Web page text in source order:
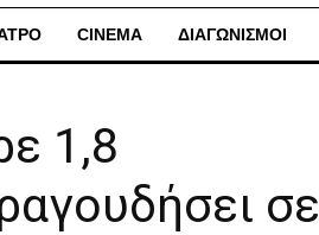
CINEMA ΔΙΑΓΩΝΙΣΜΟΙ
1,8
σε